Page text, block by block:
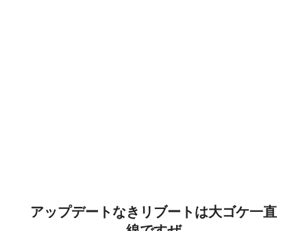
アップデートなきリブートは大ゴケ一直